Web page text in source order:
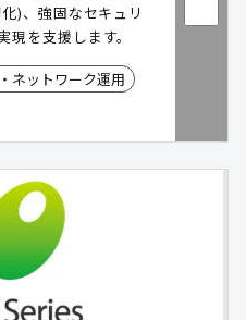
)、強固なセキュリ
を支援します。
ネットワーク運用